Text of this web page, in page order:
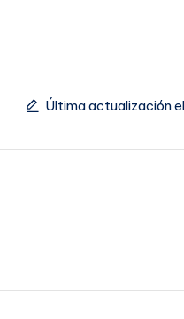
Última actualización